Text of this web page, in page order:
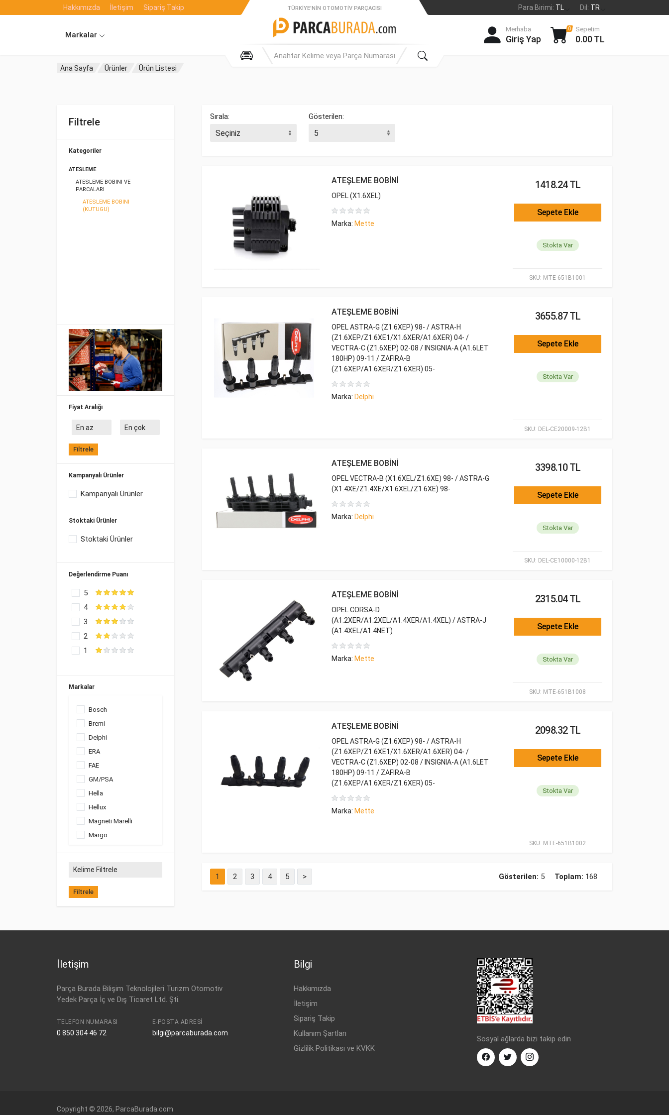
Hakkımızda İletişim Sipariş Takip Para Birimi: TL Dil: TR
Markalar
TÜRKIYE'NIN OTOMOTIV PARÇACISI
Merhaba
Giriş Yap
0 Sepetim
0.00 TL
Ana Sayfa Ürünler Ürün Listesi
Filtrele
Kategoriler
ATESLEME
ATESLEME BOBINI VE
PARCALARI
ATESLEME BOBINI
(KUTUGU)
Fiyat Aralığı
Filtrele
Kampanyalı Ürünler
Kampanyalı Ürünler
Stoktaki Ürünler
Stoktaki Ürünler
Değerlendirme Puanı
5
4
3
2
1
Markalar
Bosch
Bremi
Delphi
ERA
FAE
GM/PSA
Hella
Hellux
Magneti Marelli
Margo
VAG Orijinal
Filtrele
Sırala: Gösterilen:
SKU: MTE-651B1001
ATEŞLEME BOBİNİ
OPEL (X1.6XEL)
Marka: Mette
1418.24 TL
Sepete Ekle
Stokta Var
SKU: DEL-CE20009-12B1
ATEŞLEME BOBİNİ
OPEL ASTRA-G (Z1.6XEP) 98- / ASTRA-H
(Z1.6XEP/Z1.6XE1/X1.6XER/A1.6XER) 04- /
VECTRA-C (Z1.6XEP) 02-08 / INSIGNIA-A (A1.6LET
180HP) 09-11 / ZAFIRA-B
(Z1.6XEP/A1.6XER/Z1.6XER) 05-
Marka: Delphi
3655.87 TL
Sepete Ekle
Stokta Var
SKU: DEL-CE10000-12B1
ATEŞLEME BOBİNİ
OPEL VECTRA-B (X1.6XEL/Z1.6XE) 98- / ASTRA-G
(X1.4XE/Z1.4XE/X1.6XEL/Z1.6XE) 98-
Marka: Delphi
3398.10 TL
Sepete Ekle
Stokta Var
SKU: MTE-651B1008
ATEŞLEME BOBİNİ
OPEL CORSA-D
(A1.2XER/A1.2XEL/A1.4XER/A1.4XEL) / ASTRA-J
(A1.4XEL/A1.4NET)
Marka: Mette
2315.04 TL
Sepete Ekle
Stokta Var
SKU: MTE-651B1002
ATEŞLEME BOBİNİ
OPEL ASTRA-G (Z1.6XEP) 98- / ASTRA-H
(Z1.6XEP/Z1.6XE1/X1.6XER/A1.6XER) 04- /
VECTRA-C (Z1.6XEP) 02-08 / INSIGNIA-A (A1.6LET
180HP) 09-11 / ZAFIRA-B
(Z1.6XEP/A1.6XER/Z1.6XER) 05-
Marka: Mette
2098.32 TL
Sepete Ekle
Stokta Var
1 2 3 4 5 > Gösterilen: 5 Toplam: 168
İletişim
Parça Burada Bilişim Teknolojileri Turizm Otomotiv
Yedek Parça İç ve Dış Ticaret Ltd. Şti.
TELEFON NUMARASI
0 850 304 46 72
E-POSTA ADRESI
bilgi@parcaburada.com
Bilgi
Hakkımızda
İletişim
Sipariş Takip
Kullanım Şartları
Gizlilik Politikası ve KVKK
Sosyal ağlarda bizi takip edin
Copyright © 2026, ParcaBurada.com